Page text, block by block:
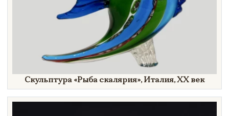
Скульптура «Рыба скалярия», Италия,XX век